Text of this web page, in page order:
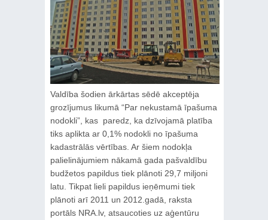
Valdība šodien ārkārtas sēdē akceptēja
grozījumus likumā “Par nekustamā īpašuma
nodokli”, kas paredz, ka dzīvojamā platība
tiks aplikta ar 0,1% nodokli no īpašuma
kadastrālās vērtības. Ar šiem nodokļa
palielinājumiem nākamā gada pašvaldību
budžetos papildus tiek plānoti 29,7 miljoni
latu. Tikpat lieli papildus ieņēmumi tiek
plānoti arī 2011 un 2012.gadā, raksta
portāls NRA.lv, atsaucoties uz aģentūru